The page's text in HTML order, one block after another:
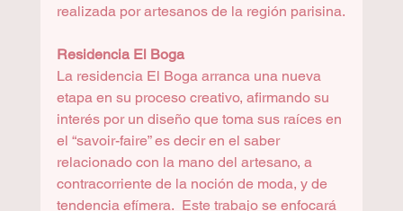
realizada por artesanos de la región parisina.
Residencia El Boga
La residencia El Boga arranca una nueva
etapa en su proceso creativo, afirmando su
interés por un diseño que toma sus raíces en
el “savoir-faire” es decir en el saber
relacionado con la mano del artesano, a
contracorriente de la noción de moda, y de
tendencia efímera.  Este trabajo se enfocará